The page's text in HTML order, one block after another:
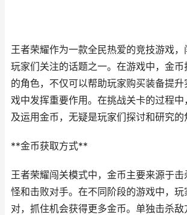
王者荣耀作为一款全民热爱的竞技游戏
玩家们关注的话题之一。在游戏中，金
的角色，不仅可以帮助玩家购买装备提
戏中发挥重要作用。在挑战关卡的过程中
及运用金币，无疑是玩家们探讨和研究的
**金币获取方式**
王者荣耀闯关模式中，金币主要来源于
怪和击败对手。在不同阶段的游戏中，玩
对，抓住机会获得更多金币。单独击杀